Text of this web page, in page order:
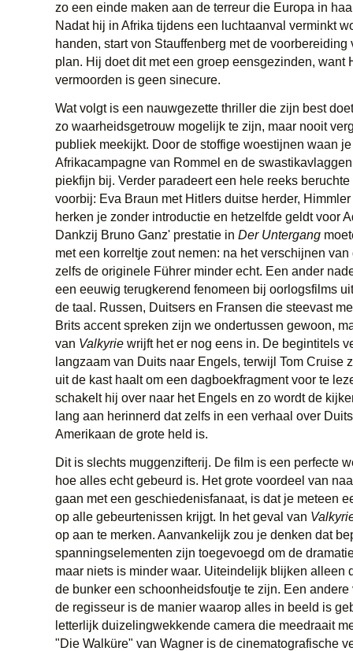
zo een einde maken aan de terreur die Europa in
Nadat hij in Afrika tijdens een luchtaanval verminkt
handen, start von Stauffenberg met de voorbereiding
plan. Hij doet dit met een groep eensgezinden, want
vermoorden is geen sinecure.
Wat volgt is een nauwgezette thriller die zijn best
zo waarheidsgetrouw mogelijk te zijn, maar nooit
publiek meekijkt. Door de stoffige woestijnen waan
Afrikacampagne van Rommel en de
piekfijn bij. Verder paradeert een hele reeks
voorbij: Eva Braun met Hitlers duitse herder,
herken je zonder introductie en hetzelfde geldt voor
Dankzij Bruno Ganz' prestatie in Der Untergang
met een korreltje zout nemen: na het verschijnen
zelfs de originele Führer minder echt. Een ander
een eeuwig terugkerend fenomeen bij oorlogsfilms
de taal. Russen, Duitsers en Fransen die steevast
Brits accent spreken zijn we ondertussen gewoon,
van Valkyrie wrijft het er nog eens in. De begintitels
langzaam van Duits naar Engels, terwijl Tom Cruise
uit de kast haalt om een dagboekfragment voor te
schakelt hij over naar het Engels en zo wordt de
lang aan herinnerd dat zelfs in een verhaal over
Amerikaan de grote held is.
Dit is slechts muggenzifterij. De film is een perfecte
hoe alles echt gebeurd is. Het grote voordeel van
gaan met een geschiedenisfanaat, is dat je meteen
op alle gebeurtenissen krijgt. In het geval van
op aan te merken. Aanvankelijk zou je denken dat
spanningselementen zijn toegevoegd om de
maar niets is minder waar. Uiteindelijk blijken alleen
de bunker een schoonheidsfoutje te zijn. Een andere
de regisseur is de manier waarop alles in beeld is
letterlijk duizelingwekkende camera die meedraait
"Die Walküre" van Wagner is de cinematografische